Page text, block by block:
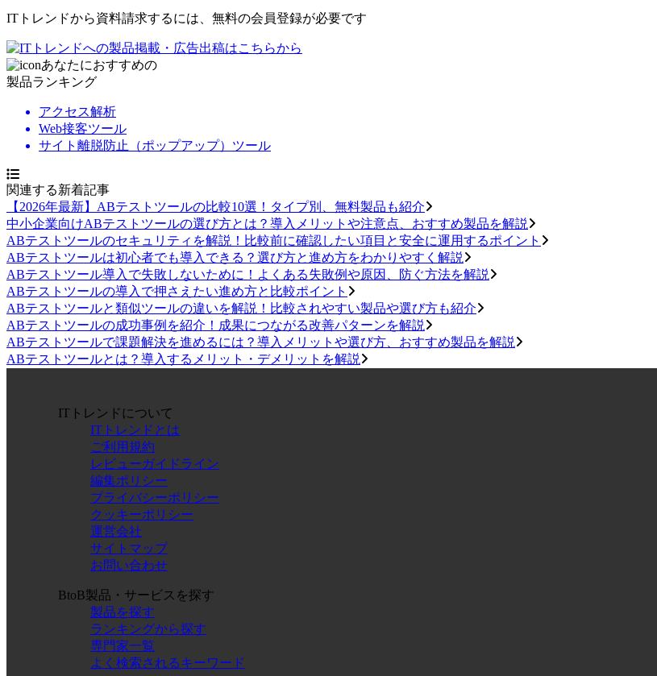
ITトレンドから資料請求するには、無料の会員登録が必要です
あなたにおすすめの
製品ランキング
アクセス解析
Web接客ツール
サイト離脱防止（ポップアップ）ツール
関連する新着記事
【2026年最新】ABテストツールの比較10選！タイプ別、無料製品も紹介
中小企業向けABテストツールの選び方とは？導入メリットや注意点、おすすめ製品を解説
ABテストツールのセキュリティを解説！比較前に確認したい項目と安全に運用するポイント
ABテストツールは初心者でも導入できる？選び方と進め方をわかりやすく解説
ABテストツール導入で失敗しないために！よくある失敗例や原因、防ぐ方法を解説
ABテストツールの導入で押さえたい進め方と比較ポイント
ABテストツールと類似ツールの違いを解説！比較されやすい製品や選び方も紹介
ABテストツールの成功事例を紹介！成果につながる改善パターンを解説
ABテストツールで課題解決を進めるには？導入メリットや選び方、おすすめ製品を解説
ABテストツールとは？導入するメリット・デメリットを解説
ITトレンドについて
ITトレンドとは
ご利用規約
レビューガイドライン
編集ポリシー
プライバシーポリシー
クッキーポリシー
運営会社
サイトマップ
お問い合わせ
BtoB製品・サービスを探す
製品を探す
ランキングから探す
専門家一覧
よく検索されるキーワード